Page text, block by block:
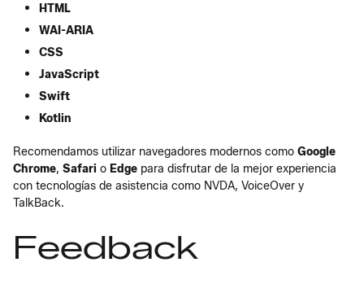
HTML
WAI-ARIA
CSS
JavaScript
Swift
Kotlin
Recomendamos utilizar navegadores modernos como Google
Chrome, Safari o Edge para disfrutar de la mejor experiencia
con tecnologías de asistencia como NVDA, VoiceOver y
TalkBack.
Feedback